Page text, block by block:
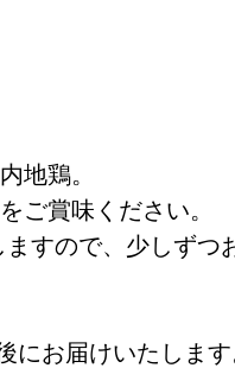
地鶏。
ご賞味ください。
すので、少しずつ
お届けいたします